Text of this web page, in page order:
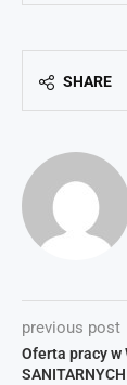
SHARE
previous post
Oferta pracy w